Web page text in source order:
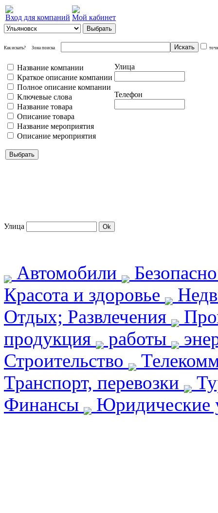
Вход для компаний Мой кабинет
Как искать? Зона поиска
Название компании
Краткое описание компании
Полное описание компании
Ключевые слова
Название товара
Описание товара
Название мероприятия
Описание мероприятия
Улица
Телефон
Улица
Автомобили
Красота и здоровье
Отдых; Развлечения
продукция
работы
Строительство
Транспорт, перевозки
Финансы
Юридические